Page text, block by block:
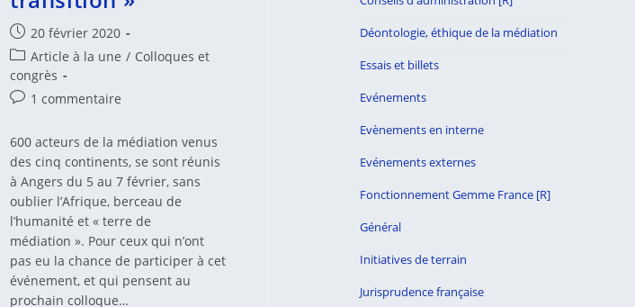
Publication
publiée :
20 février 2020
Post
category:
Article à la une / Colloques et
congrès
Commentaires
la
publication :
1 commentaire
600 acteurs de la médiation venus
des cinq continents, se sont réunis
à Angers du 5 au 7 février, sans
oublier l’Afrique, berceau de
l’humanité et « terre de
médiation ». Pour ceux qui n’ont
pas eu la chance de participer à cet
événement, et qui pensent au
prochain colloque…
Déontologie, éthique de la médiation
Essais et billets
Evénements
Evènements en interne
Evénements externes
Fonctionnement Gemme France [R]
Général
Initiatives de terrain
Jurisprudence française